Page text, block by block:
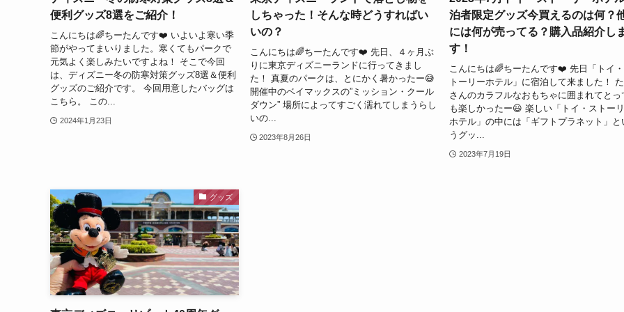
便利グッズ8選をご紹介！
こんにちは🌈ちーたんです❤️ いよいよ寒い季
節がやってまいりました。寒くてもパークで
元気よく楽しみたいですよね！ そこで今回
は、ディズニー冬の防寒対策グッズ8選＆便利
グッズのご紹介です。 今回用意したバッグは
こちら。 この...
2024年1月23日
しちゃった！そんな時どうすればい
いの？
こんにちは🌈ちーたんです❤️ 先日、４ヶ月ぶ
りに東京ディズニーランドに行ってきまし
た！ 真夏のパークは、とにかく暑かったー😅
開催中のベイマックスの”ミッション・クール
ダウン” 場所によってすごく濡れてしまうらし
いの...
2023年8月26日
泊者限定グッズ今買えるのは何？
には何が売ってる？購入品紹介し
す！
こんにちは🌈ちーたんです❤️ 先日「トイ
トーリーホテル」に宿泊して来ました！ た
さんのカラフルなおもちゃに囲まれてとっ
も楽しかったー😃 楽しい「トイ・ストー
ホテル」の中には「ギフトプラネット」と
うグッ...
2023年7月19日
グッズ